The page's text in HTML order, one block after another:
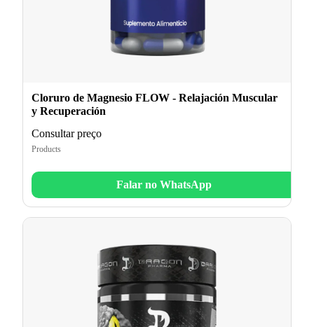
Cloruro de Magnesio FLOW - Relajación Muscular
y Recuperación
Consultar preço
Products
Falar no WhatsApp